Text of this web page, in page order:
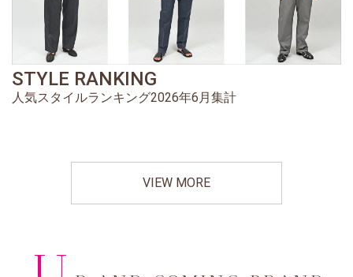
STYLE RANKING
人気スタイルランキング2026年6月集計
VIEW MORE